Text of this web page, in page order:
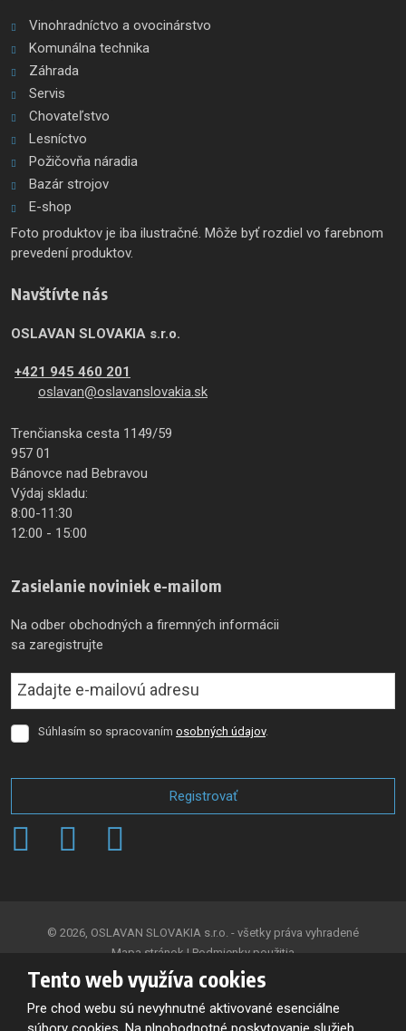
Vinohradníctvo a ovocinárstvo
Komunálna technika
Záhrada
Servis
Chovateľstvo
Lesníctvo
Požičovňa náradia
Bazár strojov
E-shop
Foto produktov je iba ilustračné. Môže byť rozdiel vo farebnom
prevedení produktov.
Navštívte nás
OSLAVAN SLOVAKIA s.r.o.
+421 945 460 201
oslavan@oslavanslovakia.sk
Trenčianska cesta 1149/59
957 01
Bánovce nad Bebravou
Výdaj skladu:
8:00-11:30
12:00 - 15:00
Zasielanie noviniek e-mailom
Na odber obchodných a firemných informácii
sa zaregistrujte
Súhlasím
osobných
Súhlasím so spracovaním osobných údajov.
Registrovať
Formulár
© 2026, OSLAVAN SLOVAKIA s.r.o. - všetky práva vyhradené
Mapa stránok | Podmienky použitia
VYTVORILA
Tento web využíva cookies
Pre chod webu sú nevyhnutné aktivované esenciálne